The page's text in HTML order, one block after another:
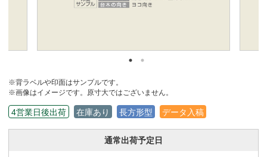
※背ラベルや印面はサンプルです。
※画像はイメージです。原寸大ではございません。
4営業日後出荷 在庫あり 長方形型 データ入稿
通常出荷予定日